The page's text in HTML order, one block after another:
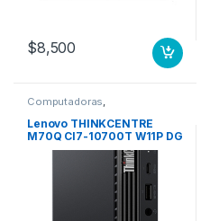
$8,500
Computadoras
Computadoras de Escritorio
Lenovo THINKCENTRE
M70Q CI7-10700T W11P DG
W10P 16GB 512GB 3YO
-10700T WINDOWS 10 PRO